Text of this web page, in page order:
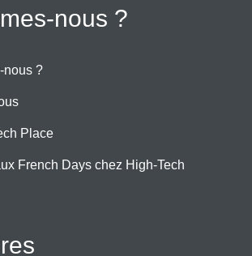
nous ?
nous ?
Place
French Days chez High-Tech